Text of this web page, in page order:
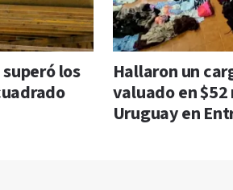
los
Hallaron un
valuado en
Uruguay en